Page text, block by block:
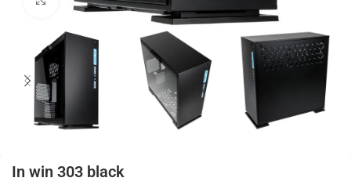
In win 303 black